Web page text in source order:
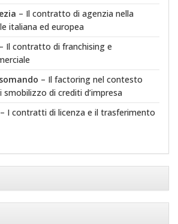
– Il contratto di agenzia nella
italiana ed europea
– Il contratto di franchising e
– Il factoring nel contesto
di crediti d’impresa
– I contratti di licenza e il trasferimento